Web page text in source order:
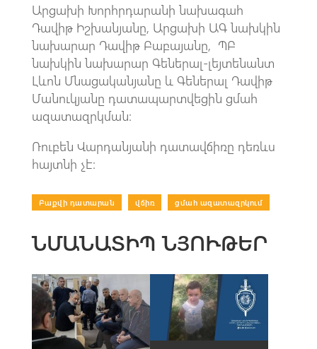
Արցախի Խորհրդարանի նախագահ
Դավիթ Իշխանյանը, Արցախի ԱԳ նախկին
նախարար Դավիթ Բաբայանը, ՊԲ
նախկին նախարար Գեներալ-լեյտենանտ
Լևոն Մնացականյանը և Գեներալ Դավիթ
Մանուկյանը դատապարտվեցին ցմահ
ազատազրկման:
Ռուբեն Վարդանյանի դատավճիռը դեռևս
հայտնի չէ:
Բաքվի դատարան վճիռ ցմահ ազատազրկում
ՆՄԱՆԱՏԻՊ ՆՅՈՒԹԵՐ